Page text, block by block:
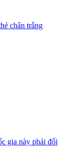
chân trắng
gia này phải đối